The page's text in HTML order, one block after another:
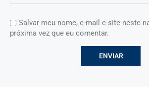
Salvar meu nome, e-mail e site neste
próxima vez que eu comentar.